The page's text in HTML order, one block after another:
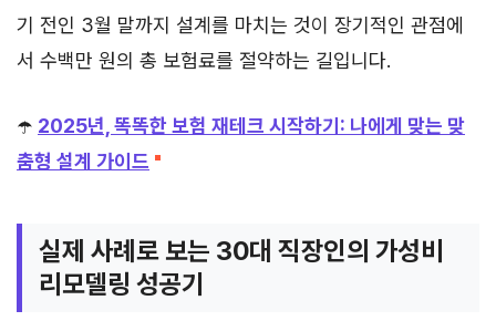
기 전인 3월 말까지 설계를 마치는 것이 장기적인 관점에
서 수백만 원의 총 보험료를 절약하는 길입니다.
☂️ 2025년, 똑똑한 보험 재테크 시작하기: 나에게 맞는 맞
춤형 설계 가이드
실제 사례로 보는 30대 직장인의 가성비
리모델링 성공기